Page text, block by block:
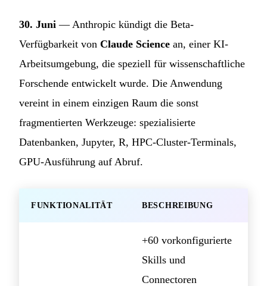
30. Juni — Anthropic kündigt die Beta-
Verfügbarkeit von Claude Science an, einer KI-
Arbeitsumgebung, die speziell für wissenschaftliche
Forschende entwickelt wurde. Die Anwendung
vereint in einem einzigen Raum die sonst
fragmentierten Werkzeuge: spezialisierte
Datenbanken, Jupyter, R, HPC-Cluster-Terminals,
GPU-Ausführung auf Abruf.
FUNKTIONALITÄT BESCHREIBUNG
+60 vorkonfigurierte
Skills und
Connectoren